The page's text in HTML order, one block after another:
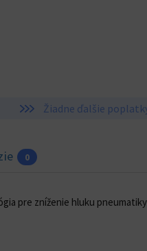
Žiadne ďalšie
0
pre zníženie hluku